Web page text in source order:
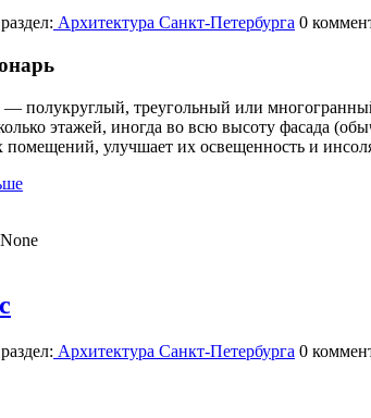
раздел: Архитектура Санкт-Петербурга 0
полукруглый, треугольный или
этажей, иногда во всю высоту фасада
помещений, улучшает их освещенность и
None
раздел: Архитектура Санкт-Петербурга 0